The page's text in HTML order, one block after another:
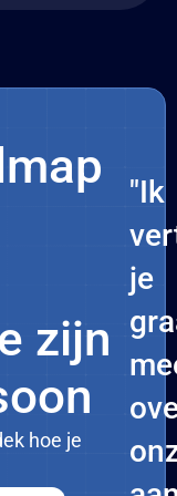
zijn
hoe je
"Ik
je